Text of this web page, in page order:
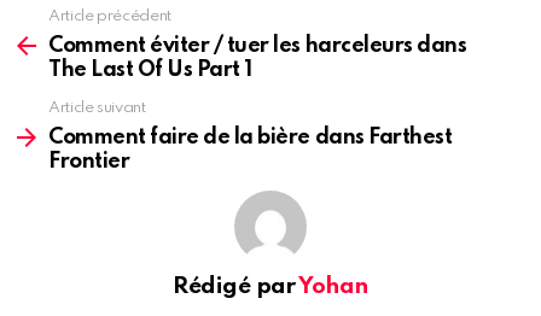
more
Article précédent
Comment éviter / tuer les harceleurs dans
The Last Of Us Part 1
Article suivant
Comment faire de la bière dans Farthest
Frontier
Rédigé parYohan